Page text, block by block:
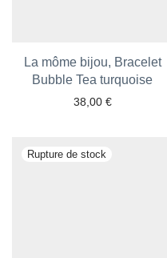
La môme bijou, Bracelet
Bubble Tea turquoise
38,00 €